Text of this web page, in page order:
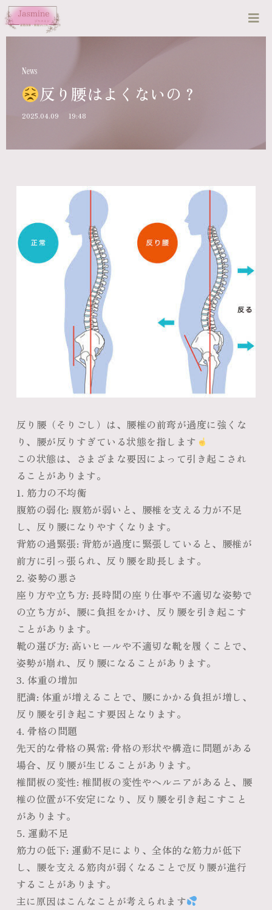
News
反り腰はよくないの？
2025.04.09 19:48
反り腰（そりごし）は、腰椎の前弯が過度に強くな
り、腰が反りすぎている状態を指します
この状態は、さまざまな要因によって引き起こされ
ることがあります。
1. 筋力の不均衡
腹筋の弱化: 腹筋が弱いと、腰椎を支える力が不足
し、反り腰になりやすくなります。
背筋の過緊張: 背筋が過度に緊張していると、腰椎が
前方に引っ張られ、反り腰を助長します。
2. 姿勢の悪さ
座り方や立ち方: 長時間の座り仕事や不適切な姿勢で
の立ち方が、腰に負担をかけ、反り腰を引き起こす
ことがあります。
靴の選び方: 高いヒールや不適切な靴を履くことで、
姿勢が崩れ、反り腰になることがあります。
3. 体重の増加
肥満: 体重が増えることで、腰にかかる負担が増し、
反り腰を引き起こす要因となります。
4. 骨格の問題
先天的な骨格の異常: 骨格の形状や構造に問題がある
場合、反り腰が生じることがあります。
椎間板の変性: 椎間板の変性やヘルニアがあると、腰
椎の位置が不安定になり、反り腰を引き起こすこと
があります。
5. 運動不足
筋力の低下: 運動不足により、全体的な筋力が低下
し、腰を支える筋肉が弱くなることで反り腰が進行
することがあります。
主に原因はこんなことが考えられます